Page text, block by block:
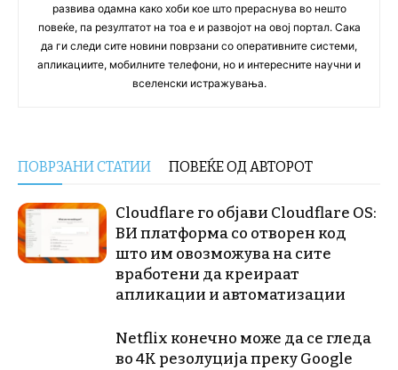
развива одамна како хоби кое што прераснува во нешто
повеќе, па резултатот на тоа е и развојот на овој портал. Сака
да ги следи сите новини поврзани со оперативните системи,
апликациите, мобилните телефони, но и интересните научни и
вселенски истражувања.
ПОВРЗАНИ СТАТИИ ПОВЕЌЕ ОД АВТОРОТ
Cloudflare го објави Cloudflare OS:
ВИ платформа со отворен код
што им овозможува на сите
вработени да креираат
апликации и автоматизации
Netflix конечно може да се гледа
во 4K резолуција преку Google